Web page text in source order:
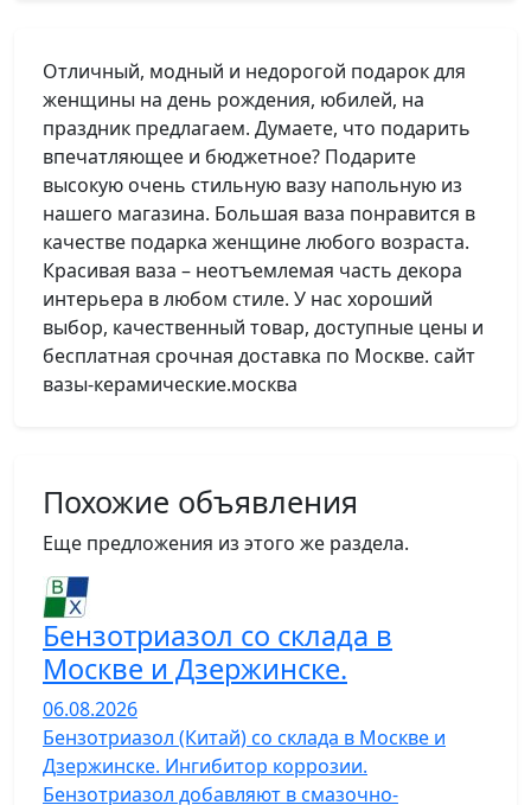
Отличный, модный и недорогой подарок для
женщины на день рождения, юбилей, на
праздник предлагаем. Думаете, что подарить
впечатляющее и бюджетное? Подарите
высокую очень стильную вазу напольную из
нашего магазина. Большая ваза понравится в
качестве подарка женщине любого возраста.
Красивая ваза – неотъемлемая часть декора
интерьера в любом стиле. У нас хороший
выбор, качественный товар, доступные цены и
бесплатная срочная доставка по Москве. сайт
вазы-керамические.москва
Похожие объявления
Еще предложения из этого же раздела.
Бензотриазол со склада в
Москве и Дзержинске.
06.08.2026
Бензотриазол (Китай) со склада в Москве и
Дзержинске. Ингибитор коррозии.
Бензотриазол добавляют в смазочно-